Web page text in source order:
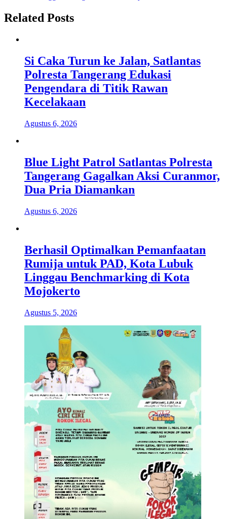
Related Posts
Si Caka Turun ke Jalan, Satlantas
Polresta Tangerang Edukasi
Pengendara di Titik Rawan
Kecelakaan
Agustus 6, 2026
Blue Light Patrol Satlantas Polresta
Tangerang Gagalkan Aksi Curanmor,
Dua Pria Diamankan
Agustus 6, 2026
Berhasil Optimalkan Pemanfaatan
Rumija untuk PAD, Kota Lubuk
Linggau Benchmarking di Kota
Mojokerto
Agustus 5, 2026